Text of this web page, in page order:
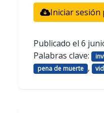
Iniciar sesión
Publicado el 6
Palabras clave:
pena de muerte ,